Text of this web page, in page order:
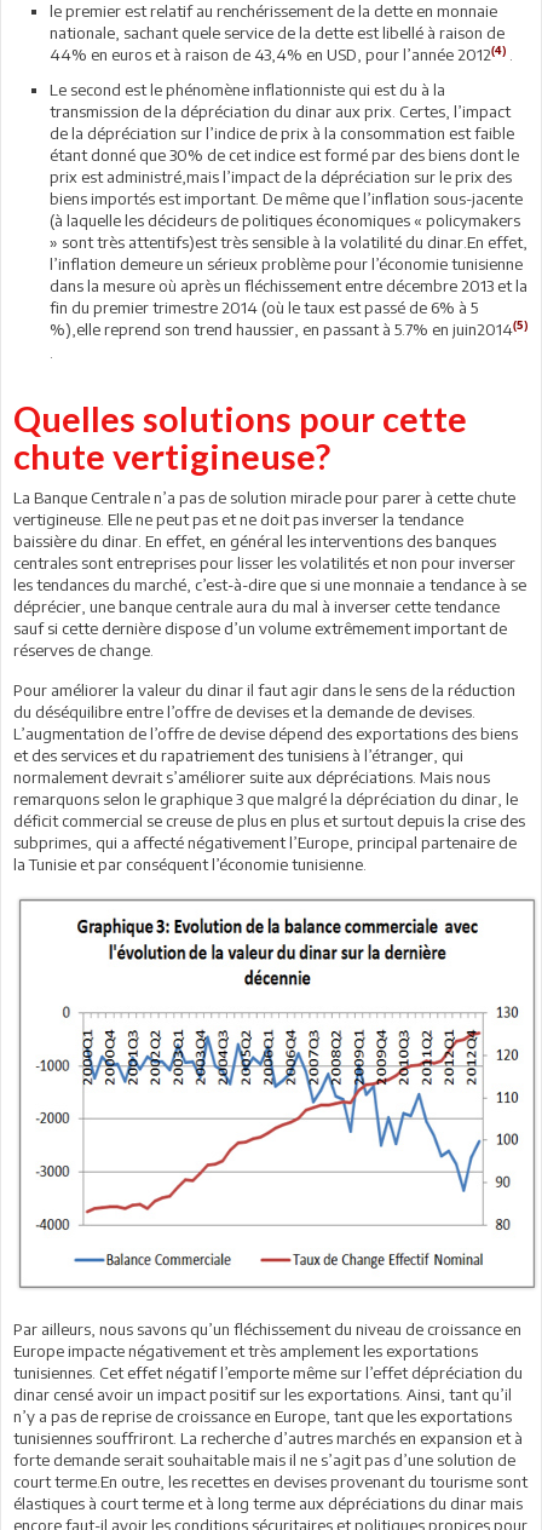
le premier est relatif au renchérissement de la dette en monnaie
nationale, sachant quele service de la dette est libellé à raison de
44% en euros et à raison de 43,4% en USD, pour l’année 2012(4)
Le second est le phénomène inflationniste qui est du à la
transmission de la dépréciation du dinar aux prix. Certes, l’impact
de la dépréciation sur l’indice de prix à la consommation est faible
étant donné que 30% de cet indice est formé par des biens dont le
prix est administré,mais l’impact de la dépréciation sur le prix des
biens importés est important. De même que l’inflation sous-jacente
(à laquelle les décideurs de politiques économiques « policymakers
» sont très attentifs)est très sensible à la volatilité du dinar.En effet,
l’inflation demeure un sérieux problème pour l’économie tunisienne
dans la mesure où après un fléchissement entre décembre 2013 et la
fin du premier trimestre 2014 (où le taux est passé de 6% à 5
%),elle reprend son trend haussier, en passant à 5.7% en juin2014(5)
Quelles solutions pour cette
chute vertigineuse?
La Banque Centrale n’a pas de solution miracle pour parer à cette chute
vertigineuse. Elle ne peut pas et ne doit pas inverser la tendance
baissière du dinar. En effet, en général les interventions des banques
centrales sont entreprises pour lisser les volatilités et non pour inverser
les tendances du marché, c’est-à-dire que si une monnaie a tendance à se
déprécier, une banque centrale aura du mal à inverser cette tendance
sauf si cette dernière dispose d’un volume extrêmement important de
réserves de change.
Pour améliorer la valeur du dinar il faut agir dans le sens de la réduction
du déséquilibre entre l’offre de devises et la demande de devises.
L’augmentation de l’offre de devise dépend des exportations des biens
et des services et du rapatriement des tunisiens à l’étranger, qui
normalement devrait s’améliorer suite aux dépréciations. Mais nous
remarquons selon le graphique 3 que malgré la dépréciation du dinar, le
déficit commercial se creuse de plus en plus et surtout depuis la crise des
subprimes, qui a affecté négativement l’Europe, principal partenaire de
la Tunisie et par conséquent l’économie tunisienne.
Par ailleurs, nous savons qu’un fléchissement du niveau de croissance en
Europe impacte négativement et très amplement les exportations
tunisiennes. Cet effet négatif l’emporte même sur l’effet dépréciation du
dinar censé avoir un impact positif sur les exportations. Ainsi, tant qu’il
n’y a pas de reprise de croissance en Europe, tant que les exportations
tunisiennes souffriront. La recherche d’autres marchés en expansion et à
forte demande serait souhaitable mais il ne s’agit pas d’une solution de
court terme.En outre, les recettes en devises provenant du tourisme sont
élastiques à court terme et à long terme aux dépréciations du dinar mais
encore faut-il avoir les conditions sécuritaires et politiques propices pour